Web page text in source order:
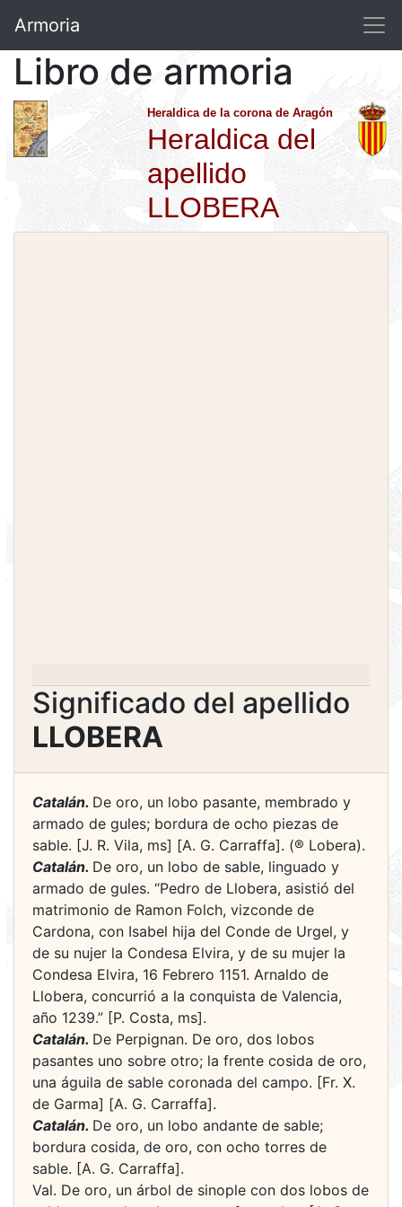
Armoria
Libro de armoria
Heraldica de la corona de Aragón
Heraldica del
apellido
LLOBERA
Significado del apellido
LLOBERA
Catalán. De oro, un lobo pasante, membrado y
armado de gules; bordura de ocho piezas de
sable. [J. R. Vila, ms] [A. G. Carraffa]. (® Lobera).
Catalán. De oro, un lobo de sable, linguado y
armado de gules. “Pedro de Llobera, asistió del
matrimonio de Ramon Folch, vizconde de
Cardona, con Isabel hija del Conde de Urgel, y
de su nujer la Condesa Elvira, y de su mujer la
Condesa Elvira, 16 Febrero 1151. Arnaldo de
Llobera, concurrió a la conquista de Valencia,
año 1239.” [P. Costa, ms].
Catalán. De Perpignan. De oro, dos lobos
pasantes uno sobre otro; la frente cosida de oro,
una águila de sable coronada del campo. [Fr. X.
de Garma] [A. G. Carraffa].
Catalán. De oro, un lobo andante de sable;
bordura cosida, de oro, con ocho torres de
sable. [A. G. Carraffa].
Val. De oro, un árbol de sinople con dos lobos de